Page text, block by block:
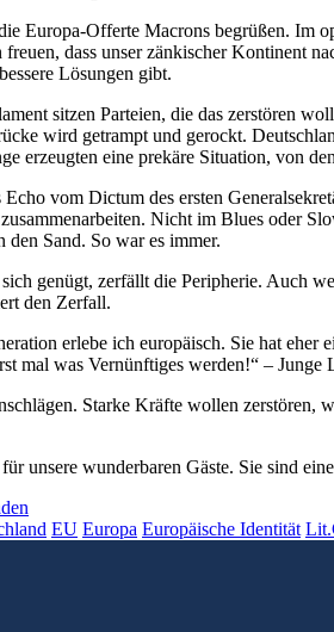
Europa-Offerte Macrons begrüßen. Im
dass unser zänkischer Kontinent
Lösungen gibt.
sitzen Parteien, die das zerstören
wird getrampt und gerockt.
erzeugten eine prekäre Situation, von
vom Dictum des ersten
Nicht im Blues oder
Sand. So war es immer.
genügt, zerfällt die Peripherie. Auch
den Zerfall.
erlebe ich europäisch. Sie hat
mal was Vernünftiges werden!“ –
Starke Kräfte wollen zerstören,
unsere wunderbaren Gäste. Sie sind
EU Europa Europäische Identität